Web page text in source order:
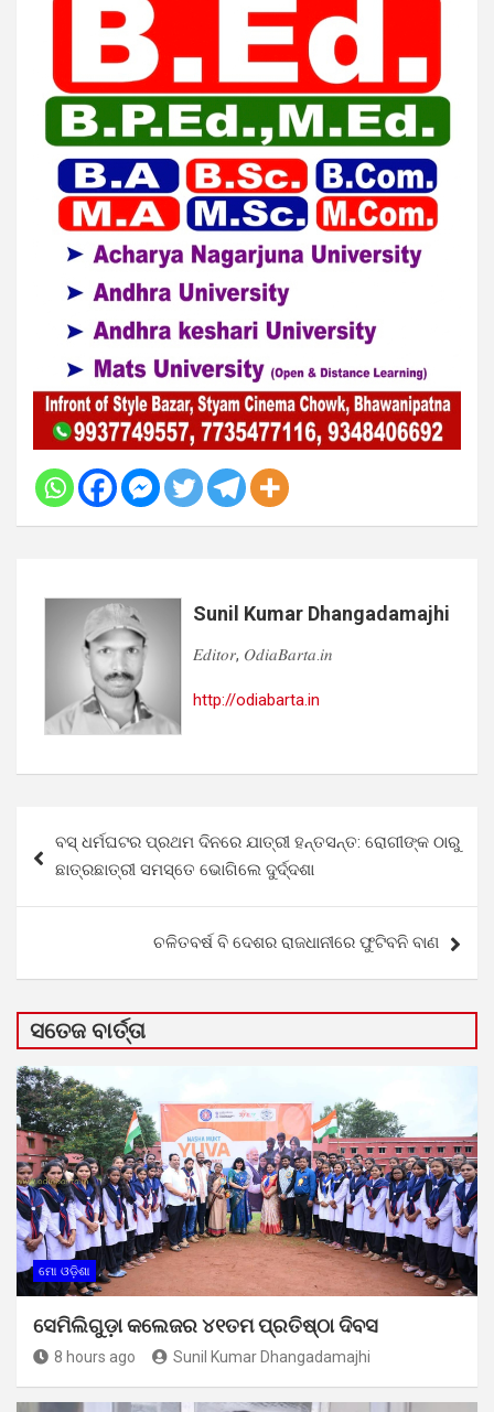
Sunil Kumar Dhangadamajhi
𝐸𝑑𝑖𝑡𝑜𝑟, 𝑂𝑑𝑖𝑎𝐵𝑎𝑟𝑡𝑎.𝑖𝑛
http://odiabarta.in
navigation
ବସ୍ ଧର୍ମଘଟର ପ୍ରଥମ ଦିନରେ ଯାତ୍ରୀ ହନ୍ତସନ୍ତ: ରୋଗୀଙ୍କ ଠାରୁ
ଛାତ୍ରଛାତ୍ରୀ ସମସ୍ତେ ଭୋଗିଲେ ଦୁର୍ଦ୍ଦଶା
ଚଳିତବର୍ଷ ବି ଦେଶର ରାଜଧାନୀରେ ଫୁଟିବନି ବାଣ
ସତେଜ ବାର୍ତ୍ତା
ମୋ ଓଡ଼ିଶା
ସେମିଲିଗୁଡ଼ା କଲେଜର ୪୧ତମ ପ୍ରତିଷ୍ଠା ଦିବସ
8 hours ago Sunil Kumar Dhangadamajhi